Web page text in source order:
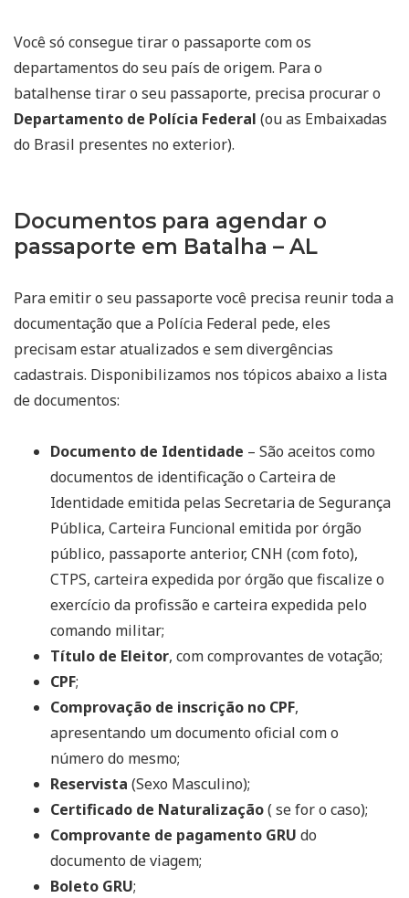
Você só consegue tirar o passaporte com os
departamentos do seu país de origem. Para o
batalhense tirar o seu passaporte, precisa procurar o
Departamento de Polícia Federal (ou as Embaixadas
do Brasil presentes no exterior).
Documentos para agendar o
passaporte em Batalha – AL
Para emitir o seu passaporte você precisa reunir toda a
documentação que a Polícia Federal pede, eles
precisam estar atualizados e sem divergências
cadastrais. Disponibilizamos nos tópicos abaixo a lista
de documentos:
Documento de Identidade – São aceitos como
documentos de identificação o Carteira de
Identidade emitida pelas Secretaria de Segurança
Pública, Carteira Funcional emitida por órgão
público, passaporte anterior, CNH (com foto),
CTPS, carteira expedida por órgão que fiscalize o
exercício da profissão e carteira expedida pelo
comando militar;
Título de Eleitor, com comprovantes de votação;
CPF;
Comprovação de inscrição no CPF,
apresentando um documento oficial com o
número do mesmo;
Reservista (Sexo Masculino);
Certificado de Naturalização( se for o caso);
Comprovante de pagamento GRU do
documento de viagem;
Boleto GRU;